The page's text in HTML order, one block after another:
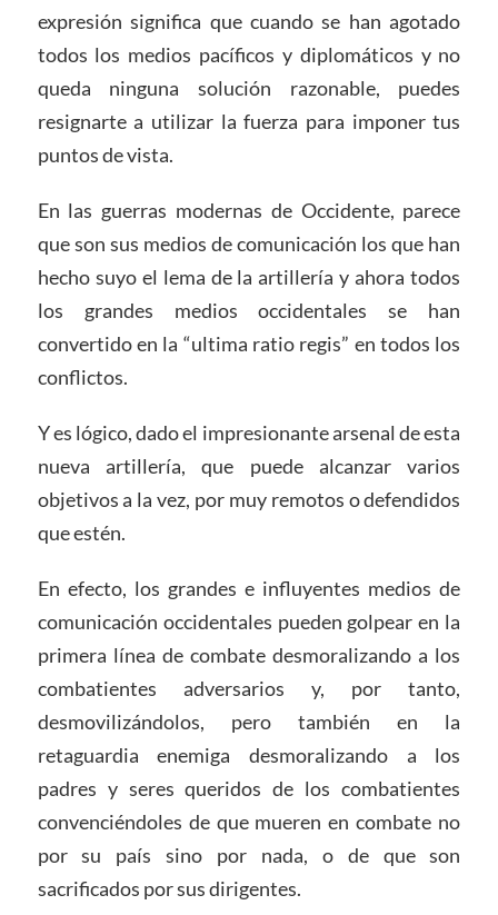
expresión significa que cuando se han agotado
todos los medios pacíficos y diplomáticos y no
queda ninguna solución razonable, puedes
resignarte a utilizar la fuerza para imponer tus
puntos de vista.
En las guerras modernas de Occidente, parece
que son sus medios de comunicación los que han
hecho suyo el lema de la artillería y ahora todos
los grandes medios occidentales se han
convertido en la “ultima ratio regis” en todos los
conflictos.
Y es lógico, dado el impresionante arsenal de esta
nueva artillería, que puede alcanzar varios
objetivos a la vez, por muy remotos o defendidos
que estén.
En efecto, los grandes e influyentes medios de
comunicación occidentales pueden golpear en la
primera línea de combate desmoralizando a los
combatientes adversarios y, por tanto,
desmovilizándolos, pero también en la
retaguardia enemiga desmoralizando a los
padres y seres queridos de los combatientes
convenciéndoles de que mueren en combate no
por su país sino por nada, o de que son
sacrificados por sus dirigentes.